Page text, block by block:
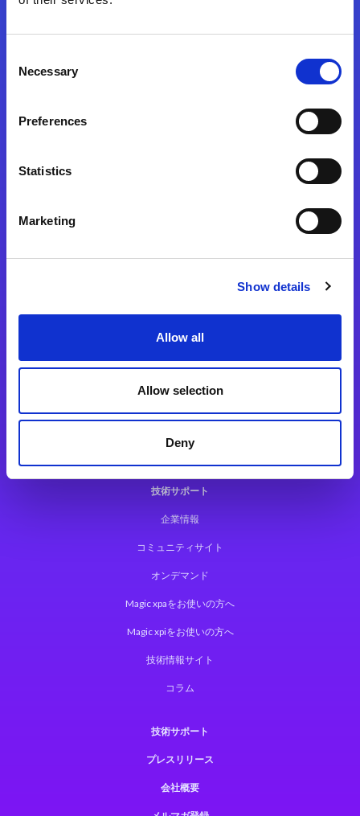
Selection
Necessary
Preferences
Statistics
Marketing
Show details
Allow all
Allow selection
Deny
お問合せ
Magic xpa関連ソフトウェア
Magic xpi
Magic xpi製品詳細
Magic xpi購入後手続きのご案内
Magic xpi Cloud Gateway
技術サポート
企業情報
コミュニティサイト
オンデマンド
Magic xpaをお使いの方へ
Magic xpiをお使いの方へ
技術情報サイト
コラム
技術サポート
プレスリリース
会社概要